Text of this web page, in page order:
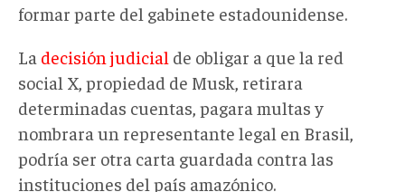
formar parte del gabinete estadounidense.
La decisión judicial de obligar a que la red
social X, propiedad de Musk, retirara
determinadas cuentas, pagara multas y
nombrara un representante legal en Brasil,
podría ser otra carta guardada contra las
instituciones del país amazónico.